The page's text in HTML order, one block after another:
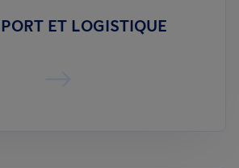
ET LOGISTIQUE